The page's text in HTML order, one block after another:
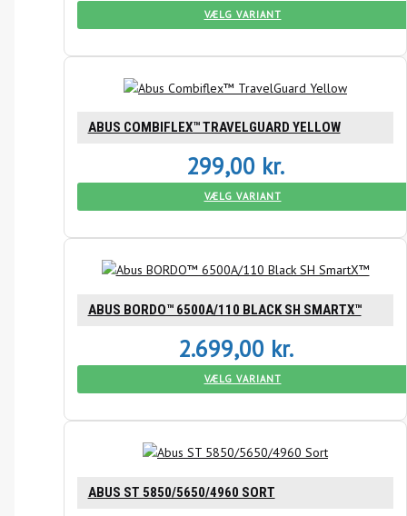
VÆLG VARIANT
ABUS COMBIFLEX™ TRAVELGUARD YELLOW
299,00 kr.
VÆLG VARIANT
ABUS BORDO™ 6500A/110 BLACK SH SMARTX™
2.699,00 kr.
VÆLG VARIANT
ABUS ST 5850/5650/4960 SORT